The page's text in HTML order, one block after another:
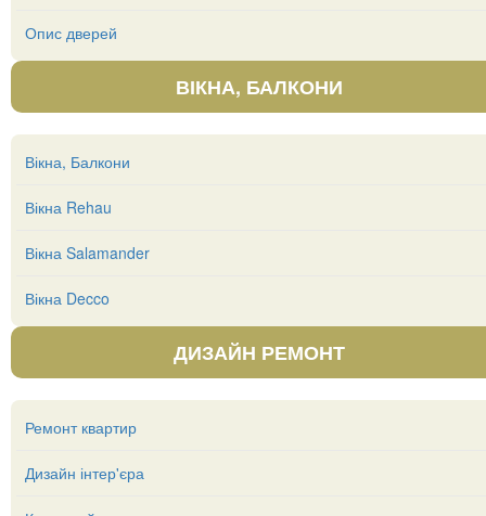
Опис дверей
ВІКНА, БАЛКОНИ
Вікна, Балкони
Вікна Rehau
Вікна Salamander
Вікна Decco
ДИЗАЙН РЕМОНТ
Ремонт квартир
Дизайн інтер'єра